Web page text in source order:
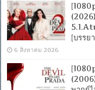
[บรรย
6 สิงหาคม 2026